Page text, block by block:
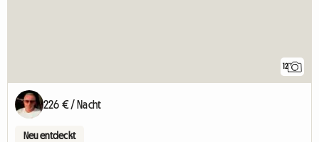
12
226 € / Nacht
Neu entdeckt